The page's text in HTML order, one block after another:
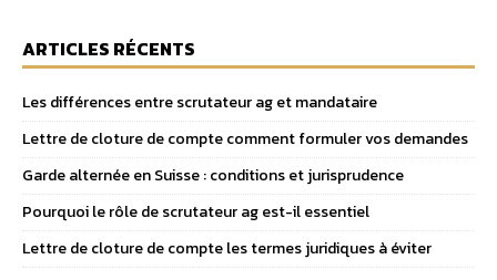
ARTICLES RÉCENTS
Les différences entre scrutateur ag et mandataire
Lettre de cloture de compte comment formuler vos demandes
Garde alternée en Suisse : conditions et jurisprudence
Pourquoi le rôle de scrutateur ag est-il essentiel
Lettre de cloture de compte les termes juridiques à éviter